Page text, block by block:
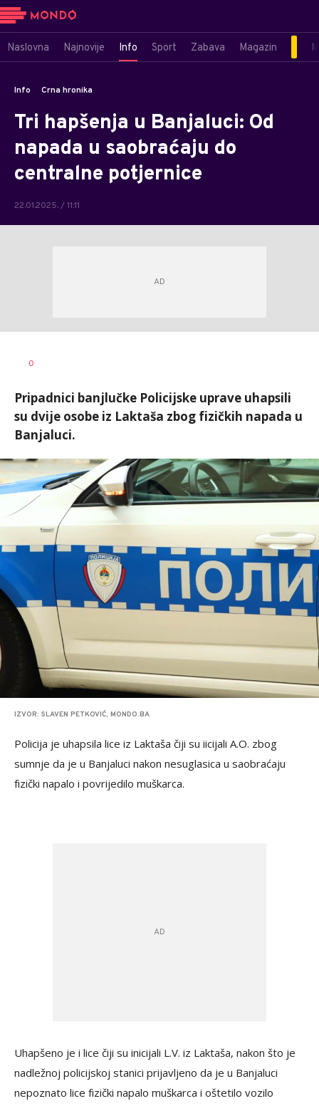
Naslovna Najnovije Info Sport Zabava Magazin
Info Crna hronika
Tri hapšenja u Banjaluci: Od
napada u saobraćaju do
centralne potjernice
22.01.2025. / 11:11
AUTOR
0
Pripadnici banjlučke Policijske uprave uhapsili
su dvije osobe iz Laktaša zbog fizičkih napada u
Banjaluci.
IZVOR: SLAVEN PETKOVIĆ, MONDO.BA
Policija je uhapsila lice iz Laktaša čiji su iicijali A.O. zbog
sumnje da je u Banjaluci nakon nesuglasica u saobraćaju
fizički napalo i povrijedilo muškarca.
Uhapšeno je i lice čiji su inicijali L.V. iz Laktaša, nakon što je
nadležnoj policijskoj stanici prijavljeno da je u Banjaluci
nepoznato lice fizički napalo muškarca i oštetilo vozilo